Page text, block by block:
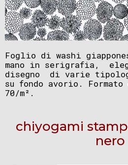
Foglio di washi
mano in serigrafia,
disegno di varie
su fondo avorio.
70/m².
chiyogami
nero